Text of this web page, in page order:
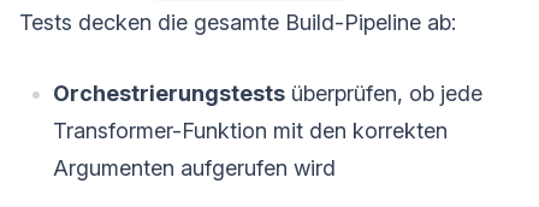
Tests decken die gesamte Build-Pipeline ab:
Orchestrierungstests überprüfen, ob jede
Transformer-Funktion mit den korrekten
Argumenten aufgerufen wird